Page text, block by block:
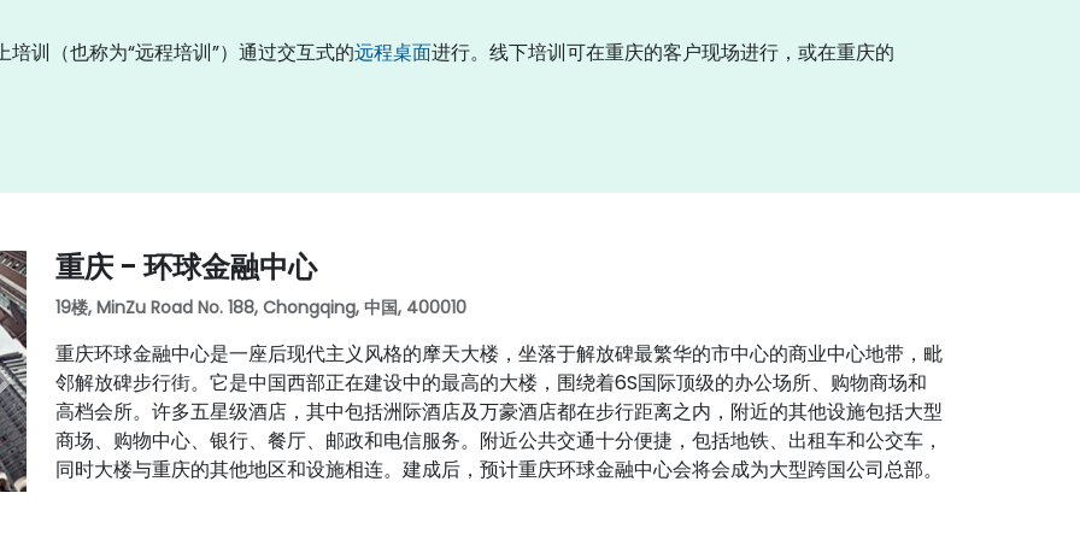
训（也称为“远程培训”）通过交互式的远程桌面进行。线下培训可在重庆的客户现场进行，或在重庆的
重庆 - 环球金融中心
19楼, MinZu Road No. 188, Chongqing, 中国, 400010
重庆环球金融中心是一座后现代主义风格的摩天大楼，坐落于解放碑最繁华的市中心的商业中心地带，毗
邻解放碑步行街。它是中国西部正在建设中的最高的大楼，围绕着6S国际顶级的办公场所、购物商场和
高档会所。许多五星级酒店，其中包括洲际酒店及万豪酒店都在步行距离之内，附近的其他设施包括大型
商场、购物中心、银行、餐厅、邮政和电信服务。附近公共交通十分便捷，包括地铁、出租车和公交车，
同时大楼与重庆的其他地区和设施相连。建成后，预计重庆环球金融中心会将会成为大型跨国公司总部。